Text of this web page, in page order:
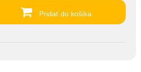
Pridať do košíka